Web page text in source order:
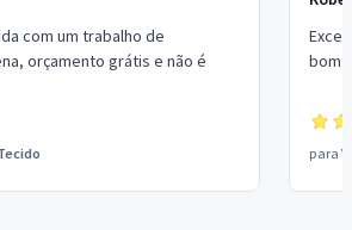
com um trabalho de
orçamento grátis e não é
bom
para